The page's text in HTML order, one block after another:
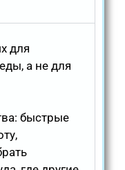
для
а не для
быстрые